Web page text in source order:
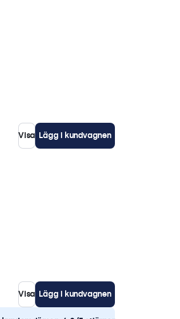
Visa Lägg i kundvagnen
Visa Lägg i kundvagnen